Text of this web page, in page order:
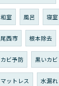
和室 風呂 寝室
尾西市 根本除去
カビ予防 黒いカビ
マットレス 水漏れ